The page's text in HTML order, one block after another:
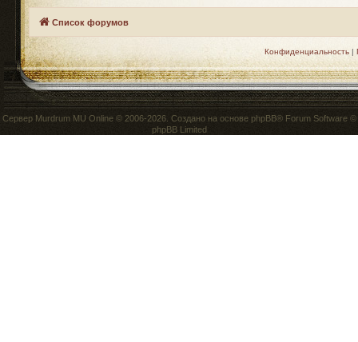
Список форумов
Конфиденциальность|
Сервер Murdrum MU Online© 2006-2026. Создано на основе phpBB® Forum Software ©
phpBB Limited